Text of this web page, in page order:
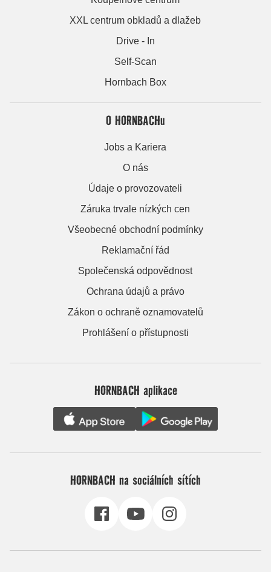
XXL centrum obkladů a dlažeb
Drive - In
Self-Scan
Hornbach Box
O HORNBACHu
Jobs a Kariera
O nás
Údaje o provozovateli
Záruka trvale nízkých cen
Všeobecné obchodní podmínky
Reklamační řád
Společenská odpovědnost
Ochrana údajů a právo
Zákon o ochraně oznamovatelů
Prohlášení o přístupnosti
HORNBACH aplikace
HORNBACH na sociálních sítích